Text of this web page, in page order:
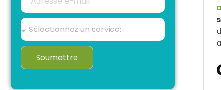
Soumettre